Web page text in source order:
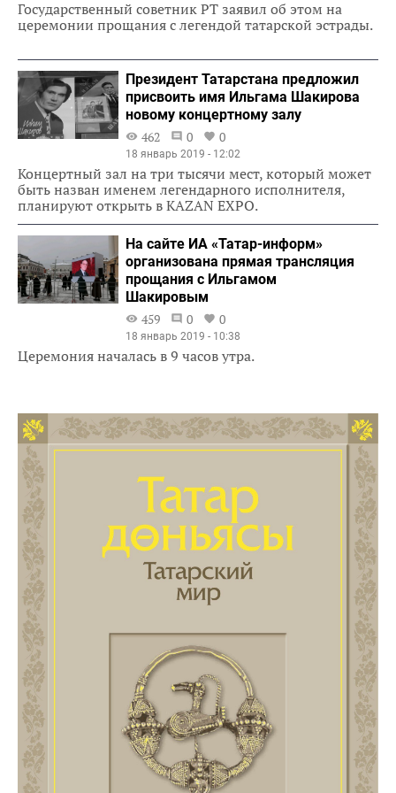
Государственный советник РТ заявил об этом на
церемонии прощания с легендой татарской эстрады.
Президент Татарстана предложил
присвоить имя Ильгама Шакирова
новому концертному залу
462
0 0
18 январь 2019 - 12:02
Концертный зал на три тысячи мест, который может
быть назван именем легендарного исполнителя,
планируют открыть в KAZAN EXPO.
На сайте ИА «Татар-информ»
организована прямая трансляция
прощания с Ильгамом
Шакировым
459
0 0
18 январь 2019 - 10:38
Церемония началась в 9 часов утра.